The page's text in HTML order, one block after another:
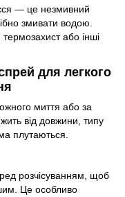
— це незмивний
змивати водою.
або інші
для легкого
миття або за
від довжини, типу
плутаються.
розчісуванням, щоб
Це особливо